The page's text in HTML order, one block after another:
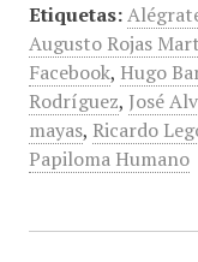
Etiquetas:
Augusto Rojas
Facebook, Hugo
Rodríguez, José
mayas, Ricardo
Papiloma Humano